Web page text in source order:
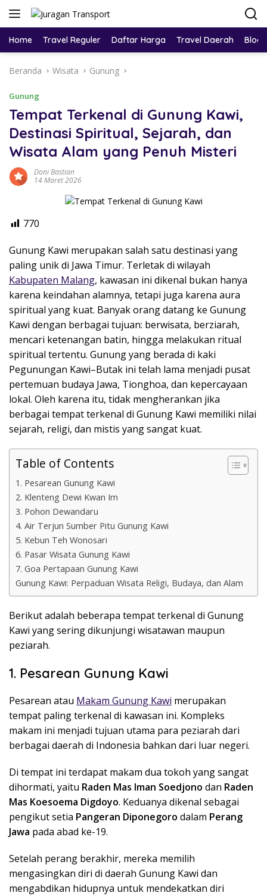
Home Travel Reguler Daftar Harga Travel Daerah Blog
Beranda Wisata Gunung
Gunung
Tempat Terkenal di Gunung Kawi,
Destinasi Spiritual, Sejarah, dan
Wisata Alam yang Penuh Misteri
Doni Bastian
14 Maret 2026
770
Gunung Kawi merupakan salah satu destinasi yang
paling unik di Jawa Timur. Terletak di wilayah
Kabupaten Malang, kawasan ini dikenal bukan hanya
karena keindahan alamnya, tetapi juga karena aura
spiritual yang kuat. Banyak orang datang ke Gunung
Kawi dengan berbagai tujuan: berwisata, berziarah,
mencari ketenangan batin, hingga melakukan ritual
spiritual tertentu. Gunung yang berada di kaki
Pegunungan Kawi–Butak ini telah lama menjadi pusat
pertemuan budaya Jawa, Tionghoa, dan kepercayaan
lokal. Oleh karena itu, tidak mengherankan jika
berbagai tempat terkenal di Gunung Kawi memiliki nilai
sejarah, religi, dan mistis yang sangat kuat.
Table of Contents
1. Pesarean Gunung Kawi
2. Klenteng Dewi Kwan Im
3. Pohon Dewandaru
4. Air Terjun Sumber Pitu Gunung Kawi
5. Kebun Teh Wonosari
6. Pasar Wisata Gunung Kawi
7. Goa Pertapaan Gunung Kawi
Gunung Kawi: Perpaduan Wisata Religi, Budaya, dan Alam
Berikut adalah beberapa tempat terkenal di Gunung
Kawi yang sering dikunjungi wisatawan maupun
peziarah.
1. Pesarean Gunung Kawi
Pesarean atau Makam Gunung Kawi merupakan
tempat paling terkenal di kawasan ini. Kompleks
makam ini menjadi tujuan utama para peziarah dari
berbagai daerah di Indonesia bahkan dari luar negeri.
Di tempat ini terdapat makam dua tokoh yang sangat
dihormati, yaitu Raden Mas Iman Soedjono dan Raden
Mas Koesoema Digdoyo. Keduanya dikenal sebagai
pengikut setia Pangeran Diponegoro dalam Perang
Jawa pada abad ke-19.
Setelah perang berakhir, mereka memilih
mengasingkan diri di daerah Gunung Kawi dan
mengabdikan hidupnya untuk mendekatkan diri